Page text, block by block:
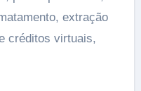
extração
créditos virtuais,